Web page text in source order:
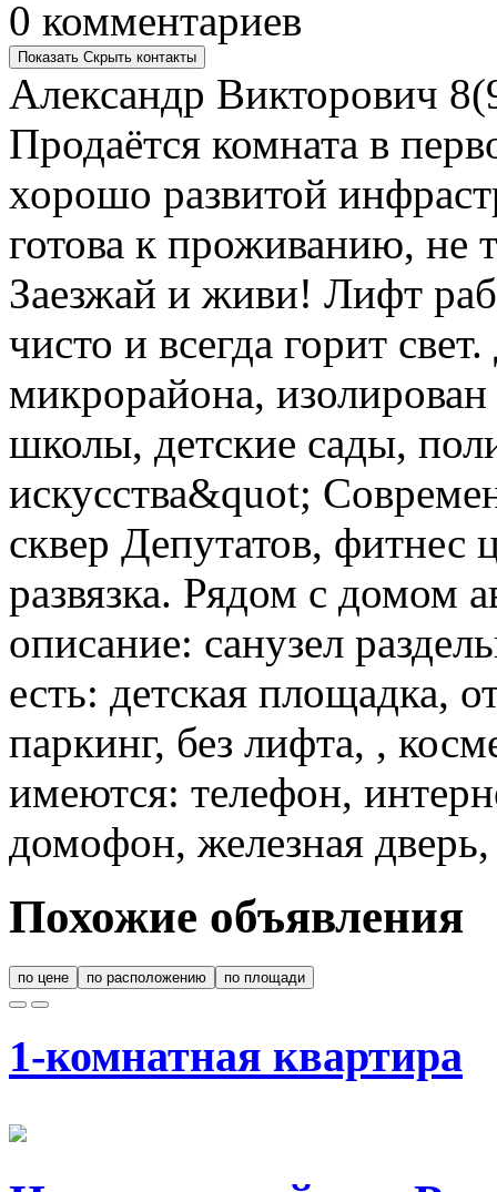
0 комментариев
Показать Скрыть контакты
Александр Викторович
Продаётся комната в
хорошо развитой
готова к проживанию, не
Заезжай и живи! Лифт
чисто и всегда горит
микрорайона,
школы, детские сады,
искусства&quot;
сквер Депутатов, фитнес
развязка. Рядом с домом
описание: санузел
есть: детская площадка,
паркинг, без лифта, ,
имеются: телефон,
домофон, железная дверь,
Похожие объявления
по цене по расположению по площади
1-комнатная квартира